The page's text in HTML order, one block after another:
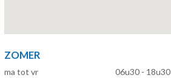
ZOMER
ma tot vr 06u30 - 18u30